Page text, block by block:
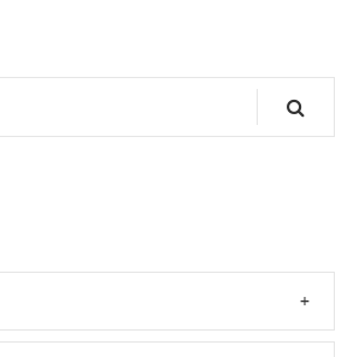
+